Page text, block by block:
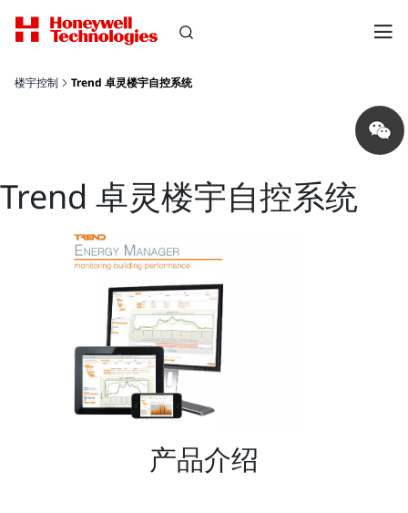
楼宇控制 Trend 卓灵楼宇自控系统
Share
on
wechat
Trend 卓灵楼宇自控系统
产品介绍